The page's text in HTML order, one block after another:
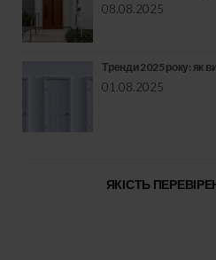
08.08.2025
Тренди 2025 року: як
01.08.2025
ЯКІСТЬ